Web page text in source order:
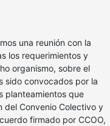
una reunión con la
los requerimientos y
organismo, sobre el
sido convocados por la
planteamientos que
del Convenio Colectivo y
firmado por CCOO,